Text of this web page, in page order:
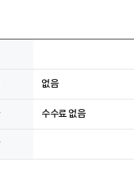
없음
수수료 없음